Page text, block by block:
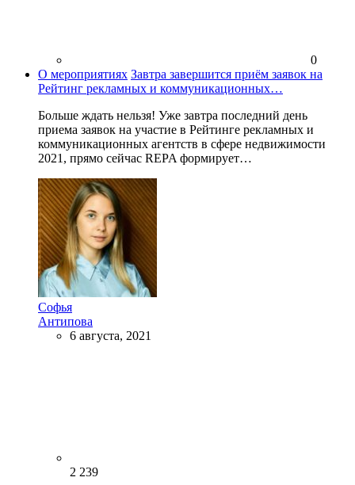
0
О мероприятиях Завтра завершится приём заявок на
Рейтинг рекламных и коммуникационных…
Больше ждать нельзя! Уже завтра последний день
приема заявок на участие в Рейтинге рекламных и
коммуникационных агентств в сфере недвижимости
2021, прямо сейчас REPA формирует…
Софья
Антипова
6 августа, 2021
2 239